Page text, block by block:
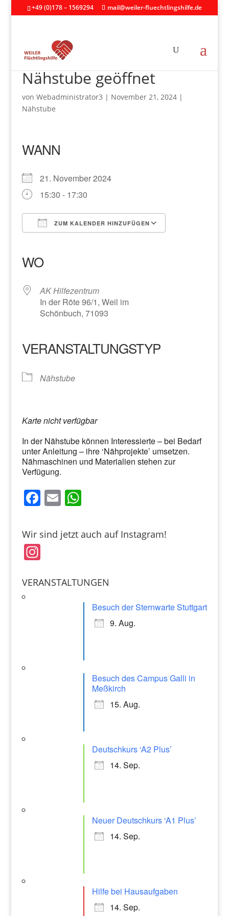
+49 (0)178 – 1569294 mail@weiler-fluechtlingshilfe.de
Nähstube geöffnet
von Webadministrator3 | November 21, 2024|
Nähstube
WANN
21. November 2024
15:30 - 17:30
ZUM KALENDER HINZUFÜGEN
WO
AK Hilfezentrum
In der Röte 96/1, Weil im
Schönbuch, 71093
VERANSTALTUNGSTYP
Nähstube
Karte nicht verfügbar
In der Nähstube können Interessierte – bei Bedarf
unter Anleitung – ihre ‘Nähprojekte’ umsetzen.
Nähmaschinen und Materialien stehen zur
Verfügung.
F
c
e
b
o
E
ai
l
W
at
p
Wir sind jetzt auch auf Instagram!
In
a
VERANSTALTUNGEN
Besuch der Sternwarte Stuttgart
9. Aug.
Besuch des Campus Galli in
Meßkirch
15. Aug.
Deutschkurs ‘A2 Plus’
14. Sep.
Neuer Deutschkurs ‘A1 Plus’
14. Sep.
Hilfe bei Hausaufgaben
14. Sep.